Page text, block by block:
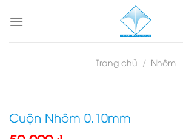
Trang chủ / Nhôm
Cuộn Nhôm 0.10mm